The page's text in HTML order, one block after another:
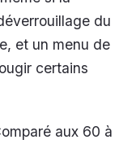
du
et un menu de
certains
aux 60 à